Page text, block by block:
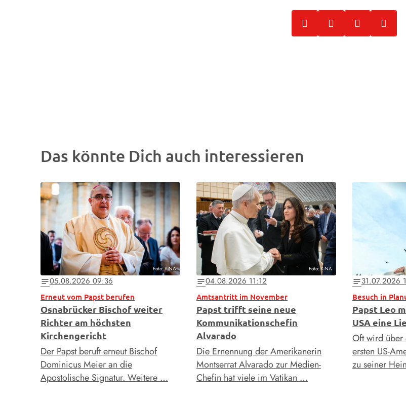
Das könnte Dich auch interessieren
Foto: KNA
notes05.08.2026 09:36
Erneut vom Papst berufen
Osnabrücker Bischof weiter
Richter am höchsten
Kirchengericht
Der Papst beruft erneut Bischof
Dominicus Meier an die
Apostolische Signatur. Weitere …
Foto: KNA
notes04.08.2026 11:12
Amtsantritt im November
Papst trifft seine neue
Kommunikationschefin
Alvarado
Die Ernennung der Amerikanerin
Montserrat Alvarado zur Medien-
Chefin hat viele im Vatikan …
notes31.07.2026
Besuch in
Papst Leo
USA eine
Oft wird über
ersten US-
zu seiner